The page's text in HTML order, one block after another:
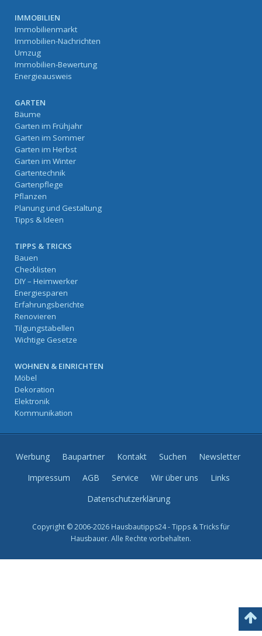
IMMOBILIEN
Immobilienmarkt
Immobilien-Nachrichten
Umzug
Immobilien-Bewertung
Energieausweis
GARTEN
Bäume
Garten im Frühjahr
Garten im Sommer
Garten im Herbst
Garten im Winter
Gartentechnik
Gartenpflege
Pflanzen
Planung und Gestaltung
Tipps & Ideen
TIPPS & TRICKS
Bauen
Checklisten
DIY – Heimwerker
Energiesparen
Erfahrungsberichte
Renovieren
Tilgungstabellen
Wichtige Gesetze
WOHNEN & EINRICHTEN
Möbel
Dekoration
Elektronik
Kommunikation
Werbung Baupartner Kontakt Suchen
Newsletter
Impressum
AGB Service Wir über uns
Links
Datenschutzerklärung
Copyright © 2006-2026 Hausbautipps24 - Tipps & Tricks für
Hausbauer. Alle Rechte vorbehalten.